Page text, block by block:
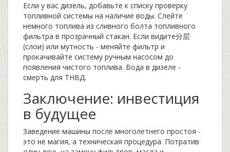
Если у вас дизель, добавьте к списку проверку
топливной системы на наличие воды. Слейте
немного топлива из сливного болта топливного
фильтра в прозрачный стакан. Если видите分层
(слои) или мутность - меняйте фильтр и
прокачивайте систему ручным насосом до
появления чистого топлива. Вода в дизеле -
смерть для ТНВД.
Заключение: инвестиция
в будущее
Заведение машины после многолетнего простоя -
это не магия, а техническая процедура. Потратив